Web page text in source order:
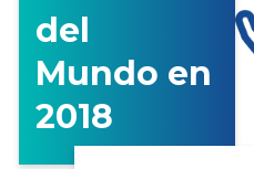
del
Mundo en
2018